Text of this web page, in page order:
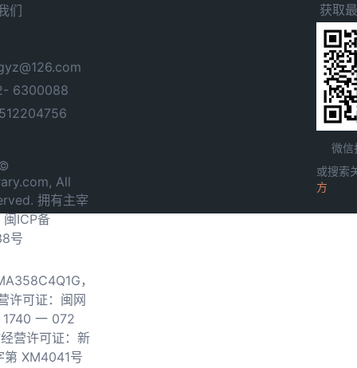
们
6300088
All
拥有主宰
闽ICP备
号
，
许可证：闽网
一 072
营许可证：新
第 XM4041号
获取
微信
或搜索
方